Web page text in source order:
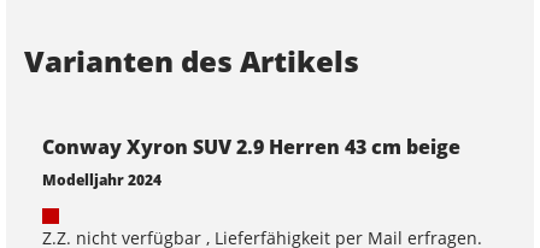
Varianten des Artikels
Conway Xyron SUV 2.9 Herren 43 cm beige
Modelljahr 2024
Z.Z. nicht verfügbar , Lieferfähigkeit per Mail erfragen.